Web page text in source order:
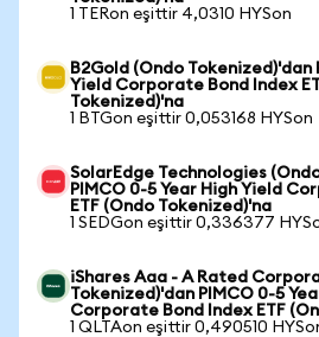
1 TERon eşittir 4,0310 HYSon
B2Gold (Ondo Tokenized)'dan
Yield Corporate Bond Index
Tokenized)'na
1 BTGon eşittir 0,053168 HYSon
SolarEdge Technologies
PIMCO 0-5 Year High Yield
ETF (Ondo Tokenized)'na
1 SEDGon eşittir 0,336377
iShares Aaa - A Rated
Tokenized)'dan PIMCO 0-5
Corporate Bond Index ETF
1 QLTAon eşittir 0,490510